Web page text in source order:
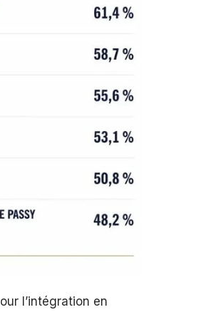
l’intégration en